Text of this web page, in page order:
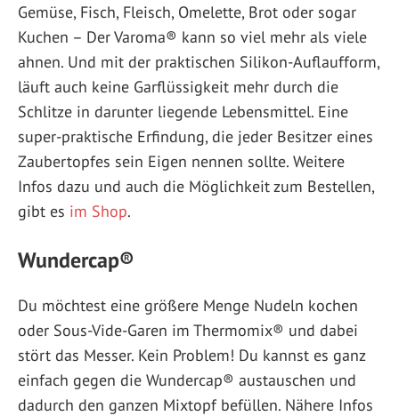
Gemüse, Fisch, Fleisch, Omelette, Brot oder sogar
Kuchen – Der Varoma® kann so viel mehr als viele
ahnen. Und mit der praktischen Silikon-Auflaufform,
läuft auch keine Garflüssigkeit mehr durch die
Schlitze in darunter liegende Lebensmittel. Eine
super-praktische Erfindung, die jeder Besitzer eines
Zaubertopfes sein Eigen nennen sollte. Weitere
Infos dazu und auch die Möglichkeit zum Bestellen,
gibt es im Shop.
Wundercap®
Du möchtest eine größere Menge Nudeln kochen
oder Sous-Vide-Garen im Thermomix® und dabei
stört das Messer. Kein Problem! Du kannst es ganz
einfach gegen die Wundercap® austauschen und
dadurch den ganzen Mixtopf befüllen. Nähere Infos